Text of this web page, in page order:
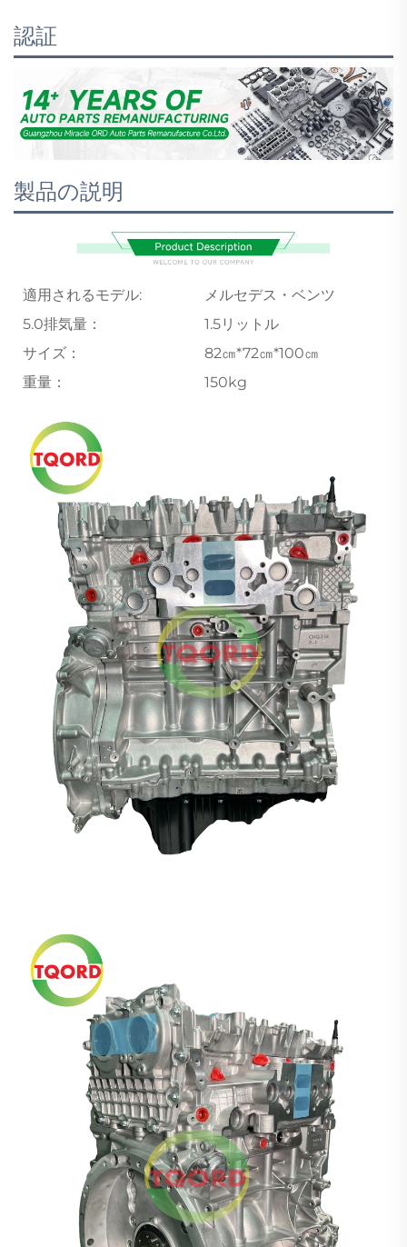
認証
製品の説明
適用されるモデル:
メルセデス・ベンツ
5.0排気量：
1.5リットル
サイズ：
82㎝*72㎝*100㎝
重量：
150kg